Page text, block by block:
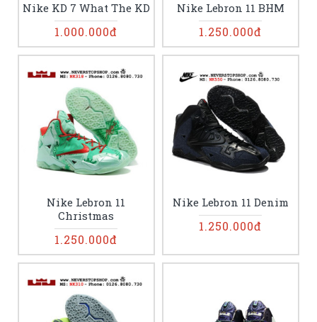
Nike KD 7 What The KD
1.000.000đ
Nike Lebron 11 BHM
1.250.000đ
Nike Lebron 11
Christmas
1.250.000đ
Nike Lebron 11 Denim
1.250.000đ